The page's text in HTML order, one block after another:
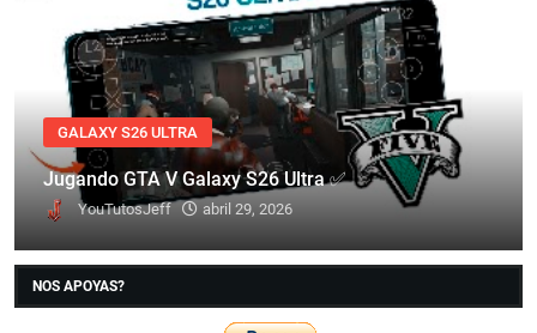
GALAXY S26 ULTRA
Jugando GTA V Galaxy S26 Ultra ✅
YouTutosJeff abril 29, 2026
NOS APOYAS?